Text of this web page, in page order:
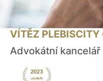
VÍTĚZ PLEBISCITY
Advokátní kancelář